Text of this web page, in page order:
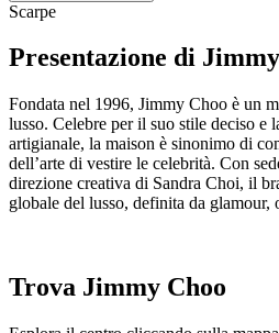
Scarpe
Presentazione di
Fondata nel 1996, Jimmy Choo è un
lusso. Celebre per il suo stile deciso e
artigianale, la maison è sinonimo di
dell’arte di vestire le celebrità. Con
direzione creativa di Sandra Choi, il
globale del lusso, definita da
Trova Jimmy Choo